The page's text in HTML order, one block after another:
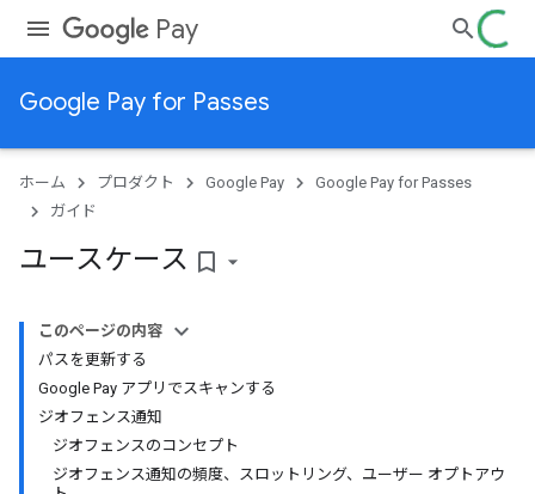
Pay
Google Pay for Passes
ホーム プロダクト Google Pay
Google Pay for Passes
ガイド
ユースケース bookmark_border
このページの内容
パスを更新する
Google Pay アプリでスキャンする
ジオフェンス通知
ジオフェンスのコンセプト
ジオフェンス通知の頻度、スロットリング、ユーザー オプトアウ